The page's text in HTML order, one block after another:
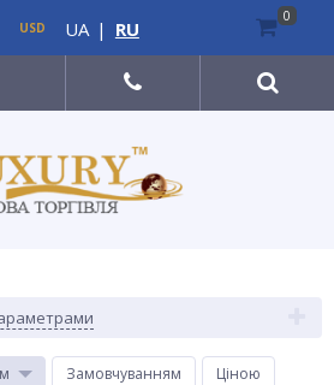
Замовчуванням
Ціною
USD UA | RU
0